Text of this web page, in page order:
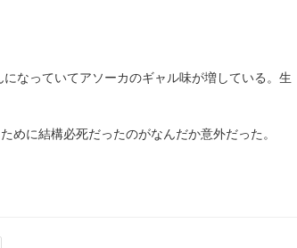
なっていてアソーカのギャル味が増している。生
めに結構必死だったのがなんだか意外だった。